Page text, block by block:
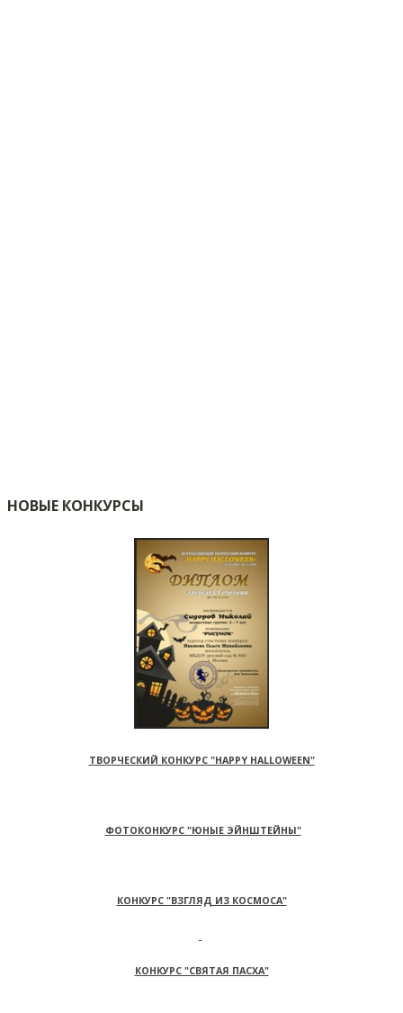
НОВЫЕ КОНКУРСЫ
ТВОРЧЕСКИЙ КОНКУРС "HAPPY HALLOWEEN"
ФОТОКОНКУРС "ЮНЫЕ ЭЙНШТЕЙНЫ"
КОНКУРС "ВЗГЛЯД ИЗ КОСМОСА"
КОНКУРС "СВЯТАЯ ПАСХА"